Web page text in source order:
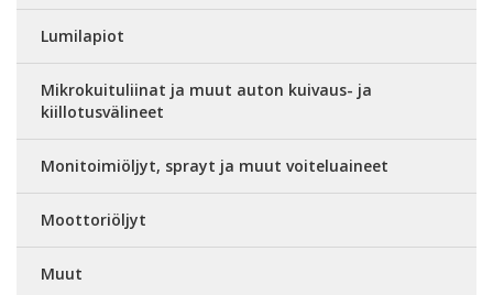
Lumilapiot
Mikrokuituliinat ja muut auton kuivaus- ja
kiillotusvälineet
Monitoimiöljyt, sprayt ja muut voiteluaineet
Moottoriöljyt
Muut